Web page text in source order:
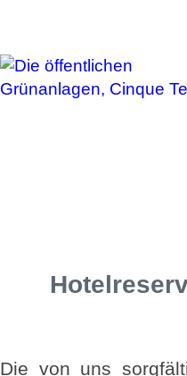
Die von uns